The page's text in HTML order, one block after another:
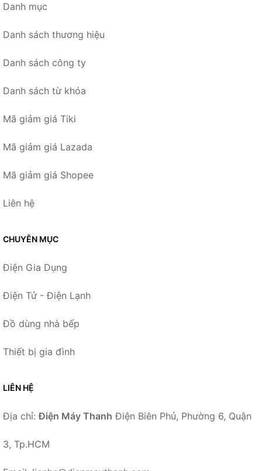
Danh mục
Danh sách thương hiệu
Danh sách công ty
Danh sách từ khóa
Mã giảm giá Tiki
Mã giảm giá Lazada
Mã giảm giá Shopee
Liên hệ
CHUYÊN MỤC
Điện Gia Dụng
Điện Tử - Điện Lạnh
Đồ dùng nhà bếp
Thiết bị gia đình
LIÊN HỆ
Địa chỉ:Điện Máy Thanh Điện Biên Phủ, Phường 6, Quận
3, Tp.HCM